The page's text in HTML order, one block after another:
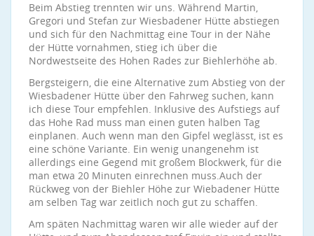
Beim Abstieg trennten wir uns. Während Martin,
Gregori und Stefan zur Wiesbadener Hütte abstiegen
und sich für den Nachmittag eine Tour in der Nähe
der Hütte vornahmen, stieg ich über die
Nordwestseite des Hohen Rades zur Biehlerhöhe ab.
Bergsteigern, die eine Alternative zum Abstieg von der
Wiesbadener Hütte über den Fahrweg suchen, kann
ich diese Tour empfehlen. Inklusive des Aufstiegs auf
das Hohe Rad muss man einen guten halben Tag
einplanen. Auch wenn man den Gipfel weglässt, ist es
eine schöne Variante. Ein wenig unangenehm ist
allerdings eine Gegend mit großem Blockwerk, für die
man etwa 20 Minuten einrechnen muss.Auch der
Rückweg von der Biehler Höhe zur Wiebadener Hütte
am selben Tag war zeitlich noch gut zu schaffen.
Am späten Nachmittag waren wir alle wieder auf der